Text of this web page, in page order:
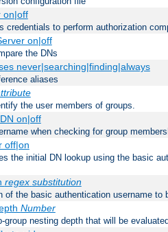
on|off
credentials to perform authorization
on|off
the DNs
never|searching|finding|always
aliases
the user members of groups.
on|off
when checking for group
off|on
the initial DN lookup using the basic
regex substitution
of the basic authentication username
Number
nesting depth that will be